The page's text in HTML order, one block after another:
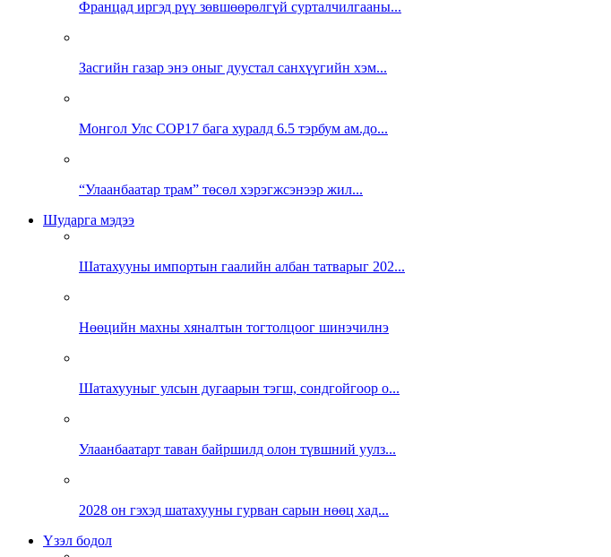
Францад иргэд рүү зөвшөөрөлгүй сурталчилгааны...
Засгийн газар энэ оныг дуустал санхүүгийн хэм...
Монгол Улс COP17 бага хуралд 6.5 тэрбум ам.до...
“Улаанбаатар трам” төсөл хэрэгжсэнээр жил...
Шударга мэдээ
Шатахууны импортын гаалийн албан татварыг 202...
Нөөцийн махны хяналтын тогтолцоог шинэчилнэ
Шатахууныг улсын дугаарын тэгш, сондгойгоор о...
Улаанбаатарт таван байршилд олон түвшний уулз...
2028 он гэхэд шатахууны гурван сарын нөөц хад...
Үзэл бодол